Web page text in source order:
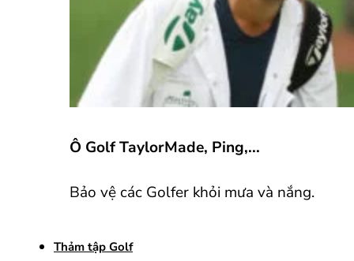
Ô Golf TaylorMade, Ping,...
Bảo vệ các Golfer khỏi mưa và nắng.
Thảm tập Golf